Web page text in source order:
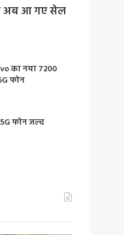
अब आ गए सेल
का नया 7200
फोन
फोन जल्द